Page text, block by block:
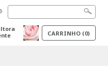
CARRINHO (0)